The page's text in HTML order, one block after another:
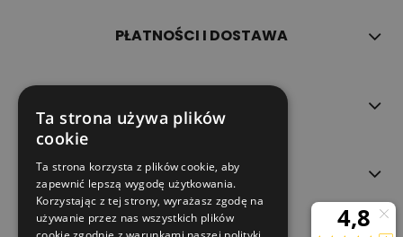
PŁATNOŚCI I DOSTAWA
O NAS
Ta strona używa plików
cookie
Ta strona korzysta z plików cookie, aby
zapewnić lepszą wygodę użytkowania.
Korzystając z tej strony, wyrażasz zgodę na
używanie przez nas wszystkich plików